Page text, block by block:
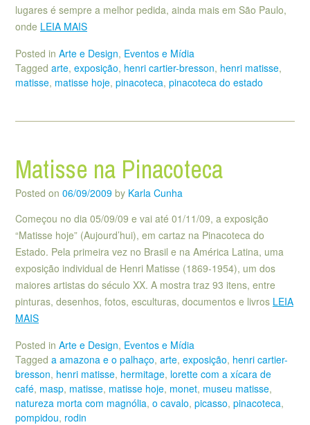
lugares é sempre a melhor pedida, ainda mais em São Paulo,
onde LEIA MAIS
Posted in Arte e Design, Eventos e Mídia
Tagged arte, exposição, henri cartier-bresson, henri matisse,
matisse, matisse hoje, pinacoteca, pinacoteca do estado
Matisse na Pinacoteca
Posted on 06/09/2009 by Karla Cunha
Começou no dia 05/09/09 e vai até 01/11/09, a exposição
“Matisse hoje” (Aujourd’hui), em cartaz na Pinacoteca do
Estado. Pela primeira vez no Brasil e na América Latina, uma
exposição individual de Henri Matisse (1869-1954), um dos
maiores artistas do século XX. A mostra traz 93 itens, entre
pinturas, desenhos, fotos, esculturas, documentos e livros LEIA
MAIS
Posted in Arte e Design, Eventos e Mídia
Tagged a amazona e o palhaço, arte, exposição, henri cartier-
bresson, henri matisse, hermitage, lorette com a xícara de
café, masp, matisse, matisse hoje, monet, museu matisse,
natureza morta com magnólia, o cavalo, picasso, pinacoteca,
pompidou, rodin